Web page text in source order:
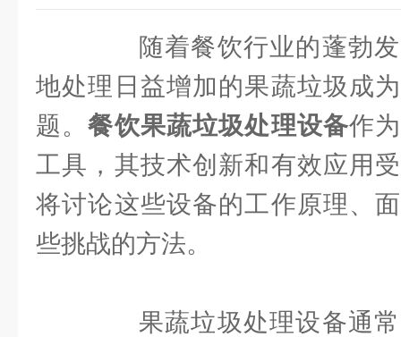
随着餐饮行业的蓬勃发
地处理日益增加的果蔬垃圾成
题。餐饮果蔬垃圾处理设备作
工具，其技术创新和有效应用
将讨论这些设备的工作原理、
些挑战的方法。
果蔬垃圾处理设备通常